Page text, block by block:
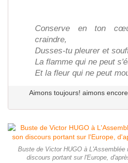
Conserve en ton
craindre,
Dusses-tu pleurer et
La flamme qui ne peut
Et la fleur qui ne peut
Aimons toujours! aimons
Buste de Victor HUGO à L'Assemblée
discours portant sur l'Europe,